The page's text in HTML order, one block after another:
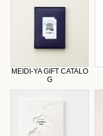
MEIDI-YA GIFT CATALO
G